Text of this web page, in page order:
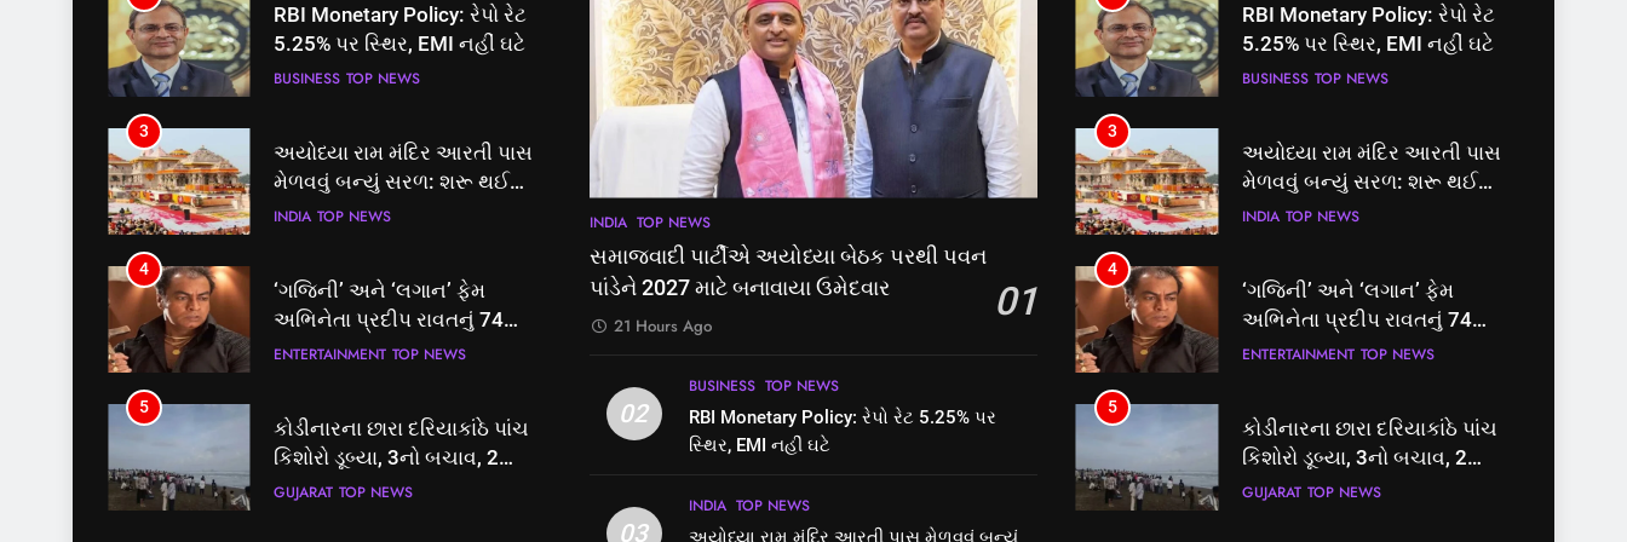
RBI Monetary Policy: રેપો રેટ
5.25% પર સ્થિર, EMI નહીં ઘટે
BUSINESS TOP NEWS
3
અયોધ્યા રામ મંદિર આરતી પાસ
મેળવવું બન્યું સરળ: શરૂ થઈ
તત્કાલ સુવિધા, જાણો સંપૂર્ણ
INDIA TOP NEWS
4
‘ગજિની’ અને ‘લગાન’ ફેમ
અભિનેતા પ્રદીપ રાવતનું 74
વર્ષની વયે નિધન, બ્લડ કેન્સર
ENTERTAINMENT TOP NEWS
5
કોડીનારના છારા દરિયાકાંઠે પાંચ
કિશોરો ડૂબ્યા, 3નો બચાવ, 2
લાપતા
GUJARAT TOP NEWS
INDIA TOP NEWS
સમાજવાદી પાર્ટીએ અયોધ્યા બેઠક પરથી પવન
પાંડેને 2027 માટે બનાવાયા ઉમેદવાર
01
21 Hours Ago
02
BUSINESS TOP NEWS
RBI Monetary Policy: રેપો રેટ 5.25% પર
સ્થિર, EMI નહીં ઘટે
03
INDIA TOP NEWS
અયોધ્યા રામ મંદિર આરતી પાસ મેળવવું બન્યું
RBI Monetary Policy: રેપો રેટ
5.25% પર સ્થિર, EMI નહીં ઘટે
BUSINESS TOP NEWS
3
અયોધ્યા રામ મંદિર આરતી પાસ
મેળવવું બન્યું સરળ: શરૂ થઈ
તત્કાલ સુવિધા, જાણો સંપૂર્ણ
INDIA TOP NEWS
4
‘ગજિની’ અને ‘લગાન’ ફેમ
અભિનેતા પ્રદીપ રાવતનું 74
વર્ષની વયે નિધન, બ્લડ કેન્સર
ENTERTAINMENT TOP NEWS
5
કોડીનારના છારા દરિયાકાંઠે પાંચ
કિશોરો ડૂબ્યા, 3નો બચાવ, 2
લાપતા
GUJARAT TOP NEWS